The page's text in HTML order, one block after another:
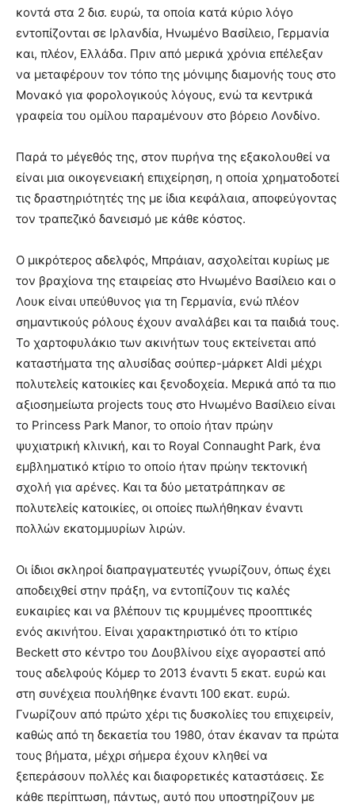
κοντά στα 2 δισ. ευρώ, τα οποία κατά κύριο λόγο
εντοπίζονται σε Ιρλανδία, Ηνωμένο Βασίλειο, Γερμανία
και, πλέον, Ελλάδα. Πριν από μερικά χρόνια επέλεξαν
να μεταφέρουν τον τόπο της μόνιμης διαμονής τους στο
Μονακό για φορολογικούς λόγους, ενώ τα κεντρικά
γραφεία του ομίλου παραμένουν στο βόρειο Λονδίνο.
Παρά το μέγεθός της, στον πυρήνα της εξακολουθεί να
είναι μια οικογενειακή επιχείρηση, η οποία χρηματοδοτεί
τις δραστηριότητές της με ίδια κεφάλαια, αποφεύγοντας
τον τραπεζικό δανεισμό με κάθε κόστος.
Ο μικρότερος αδελφός, Μπράιαν, ασχολείται κυρίως με
τον βραχίονα της εταιρείας στο Ηνωμένο Βασίλειο και ο
Λουκ είναι υπεύθυνος για τη Γερμανία, ενώ πλέον
σημαντικούς ρόλους έχουν αναλάβει και τα παιδιά τους.
Το χαρτοφυλάκιο των ακινήτων τους εκτείνεται από
καταστήματα της αλυσίδας σούπερ-μάρκετ Aldi μέχρι
πολυτελείς κατοικίες και ξενοδοχεία. Μερικά από τα πιο
αξιοσημείωτα projects τους στο Ηνωμένο Βασίλειο είναι
το Princess Park Manor, το οποίο ήταν πρώην
ψυχιατρική κλινική, και το Royal Connaught Park, ένα
εμβληματικό κτίριο το οποίο ήταν πρώην τεκτονική
σχολή για αρένες. Και τα δύο μετατράπηκαν σε
πολυτελείς κατοικίες, οι οποίες πωλήθηκαν έναντι
πολλών εκατομμυρίων λιρών.
Οι ίδιοι σκληροί διαπραγματευτές γνωρίζουν, όπως έχει
αποδειχθεί στην πράξη, να εντοπίζουν τις καλές
ευκαιρίες και να βλέπουν τις κρυμμένες προοπτικές
ενός ακινήτου. Είναι χαρακτηριστικό ότι το κτίριο
Beckett στο κέντρο του Δουβλίνου είχε αγοραστεί από
τους αδελφούς Κόμερ το 2013 έναντι 5 εκατ. ευρώ και
στη συνέχεια πουλήθηκε έναντι 100 εκατ. ευρώ.
Γνωρίζουν από πρώτο χέρι τις δυσκολίες του επιχειρείν,
καθώς από τη δεκαετία του 1980, όταν έκαναν τα πρώτα
τους βήματα, μέχρι σήμερα έχουν κληθεί να
ξεπεράσουν πολλές και διαφορετικές καταστάσεις. Σε
κάθε περίπτωση, πάντως, αυτό που υποστηρίζουν με